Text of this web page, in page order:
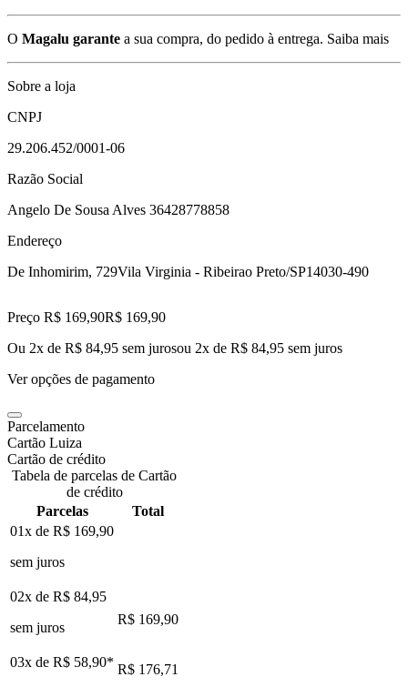
O Magalu garante a sua compra, do pedido à entrega. Saiba mais
Sobre a loja
CNPJ
29.206.452/0001-06
Razão Social
Angelo De Sousa Alves 36428778858
Endereço
De Inhomirim, 729Vila Virginia - Ribeirao Preto/SP14030-490
Preço R$ 169,90R$ 169,90
Ou 2x de R$ 84,95 sem jurosou 2x de R$ 84,95 sem juros
Ver opções de pagamento
Parcelamento
Cartão Luiza
Cartão de crédito
Tabela de parcelas de Cartão
de crédito
Parcelas
Total
01x de R$ 169,90
sem juros
02x de R$ 84,95
sem juros
R$ 169,90
03x de R$ 58,90* R$ 176,71